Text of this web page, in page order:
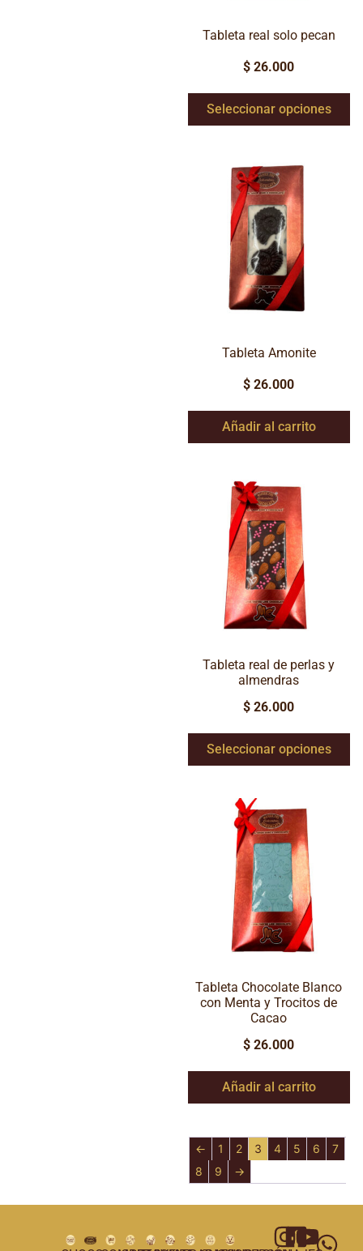
Tableta real solo pecan
$ 26.000
Seleccionar opciones
Tableta Amonite
$ 26.000
Añadir al carrito
Tableta real de perlas y
almendras
$ 26.000
Seleccionar opciones
Tableta Chocolate Blanco
con Menta y Trocitos de
Cacao
$ 26.000
Añadir al carrito
← 1 2 3 4 5 6
7
8
9 →